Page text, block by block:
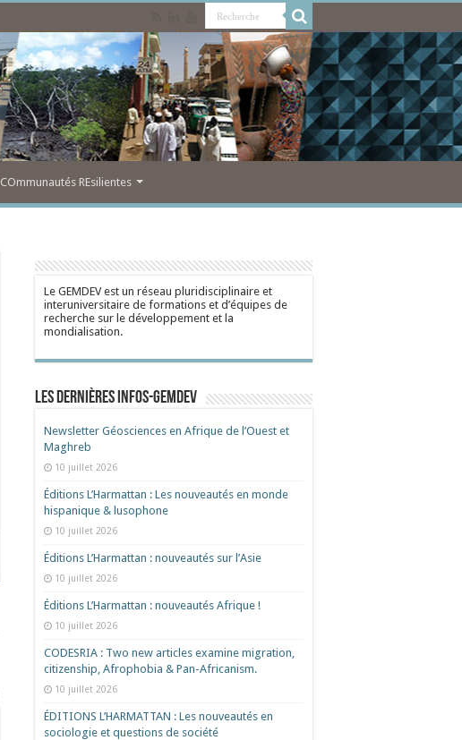
COmmunautés REsilientes
Le GEMDEV est un réseau pluridisciplinaire et
interuniversitaire de formations et d’équipes de
recherche sur le développement et la
mondialisation.
Les dernières Infos-Gemdev
Newsletter Géosciences en Afrique de l’Ouest et
Maghreb
10 juillet 2026
Éditions L’Harmattan : Les nouveautés en monde
hispanique & lusophone
10 juillet 2026
Éditions L’Harmattan : nouveautés sur l’Asie
10 juillet 2026
Éditions L’Harmattan : nouveautés Afrique !​
10 juillet 2026
CODESRIA : Two new articles examine migration,
citizenship, Afrophobia & Pan-Africanism.
10 juillet 2026
ÉDITIONS L’HARMATTAN : Les nouveautés en
sociologie et questions de société